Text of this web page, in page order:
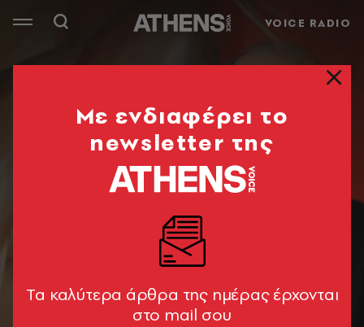
VOICE RADIO
Mε ενδιαφέρει το
newsletter της
Tα καλύτερα άρθρα της ημέρας έρχονται
στο mail σου